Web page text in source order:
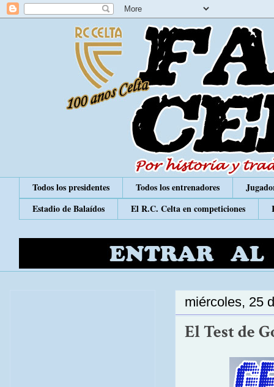
Todos los presidentes Todos los entrenadores
Estadio de Balaídos
El R.C. Celta en competiciones
miércoles, 25
El Test de